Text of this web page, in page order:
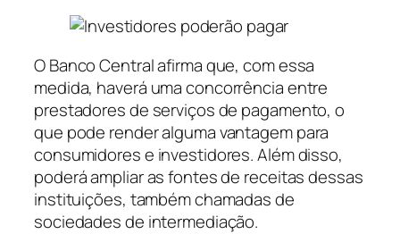
O Banco Central afirma que, com essa
medida, haverá uma concorrência entre
prestadores de serviços de pagamento, o
que pode render alguma vantagem para
consumidores e investidores. Além disso,
poderá ampliar as fontes de receitas dessas
instituições, também chamadas de
sociedades de intermediação.